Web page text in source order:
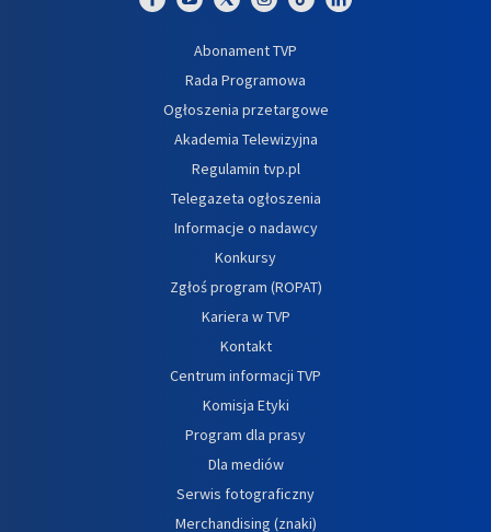
Abonament TVP
Rada Programowa
Ogłoszenia przetargowe
Akademia Telewizyjna
Regulamin tvp.pl
Telegazeta ogłoszenia
Informacje o nadawcy
Konkursy
Zgłoś program (ROPAT)
Kariera w TVP
Kontakt
Centrum informacji TVP
Komisja Etyki
Program dla prasy
Dla mediów
Serwis fotograficzny
Merchandising (znaki)